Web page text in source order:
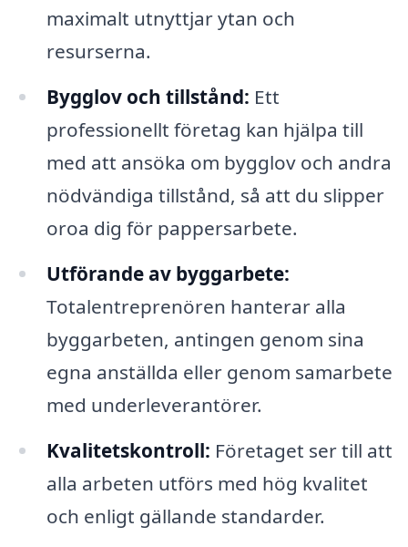
maximalt utnyttjar ytan och
resurserna.
Bygglov och tillstånd: Ett
professionellt företag kan hjälpa till
med att ansöka om bygglov och andra
nödvändiga tillstånd, så att du slipper
oroa dig för pappersarbete.
Utförande av byggarbete:
Totalentreprenören hanterar alla
byggarbeten, antingen genom sina
egna anställda eller genom samarbete
med underleverantörer.
Kvalitetskontroll: Företaget ser till att
alla arbeten utförs med hög kvalitet
och enligt gällande standarder.